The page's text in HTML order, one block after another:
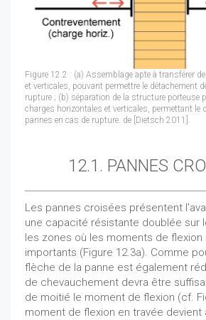
Figure 12.2 : (a) Assemblage apte à transférer
et verticales, pouvant permettre le détachement
rupture ; (b) séparation de la structure porteuse
charges horizontales et verticales, permettant le
pannes en cas de rupture. de [Dietsch 2011].
12.1. PANNES
Les pannes croisées présentent
une capacité résistante doublée sur
les zones où les moments de flexion
importants (Figure 12.3a). Comme
flèche de la panne est également
de chevauchement devra être
de moitié le moment de flexion (cf.
moment de flexion en travée devient